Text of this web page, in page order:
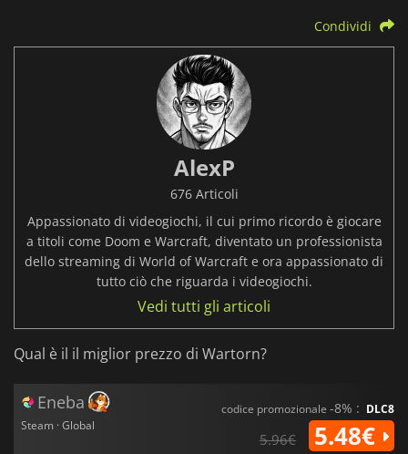
Condividi
AlexP
676 Articoli
Appassionato di videogiochi, il cui primo ricordo è giocare
a titoli come Doom e Warcraft, diventato un professionista
dello streaming di World of Warcraft e ora appassionato di
tutto ciò che riguarda i videogiochi.
Vedi tutti gli articoli
Qual è il il miglior prezzo di Wartorn?
Eneba
Steam · Global
codice promozionale -8% : DLC8
5.96€ 5.48€